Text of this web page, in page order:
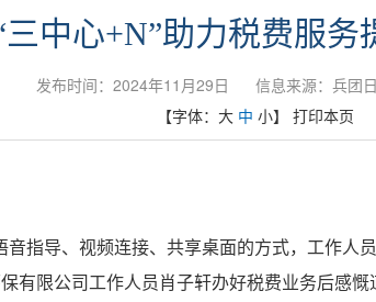
三中心+N”助力税费服务
发布时间：2024年11月29日 信息来源：兵团
【字体： 大 中 小】 打印本页
音指导、视频连接、共享桌面的方式，工作人
有限公司工作人员肖子轩办好税费业务后感慨